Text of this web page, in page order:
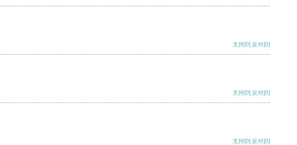
支持[0] 反对[0]
支持[0] 反对[0]
支持[0] 反对[0]